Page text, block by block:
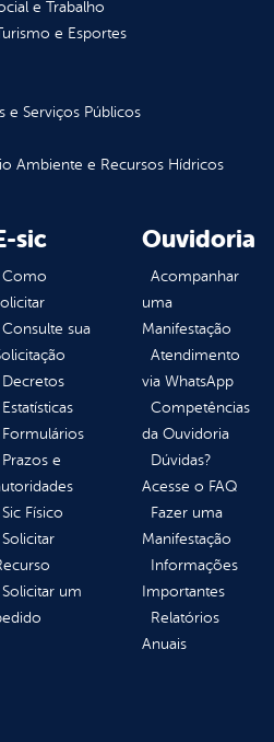
e Trabalho
e Esportes
e Serviços Públicos
Ambiente e Recursos Hídricos
sic
Como
Consulte sua
Decretos
Estatísticas
Formulários
Prazos e
Sic Físico
Solicitar
Solicitar um
Ouvidoria
Acompanhar
uma
Manifestação
Atendimento
via WhatsApp
Competências
da Ouvidoria
Dúvidas?
Acesse o FAQ
Fazer uma
Manifestação
Informações
Importantes
Relatórios
Anuais